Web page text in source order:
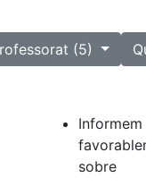
(5)
Informem
sobre